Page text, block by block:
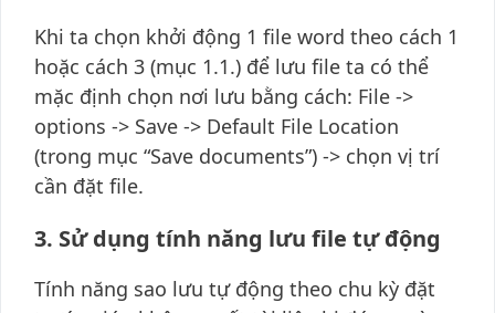
Khi ta chọn khởi động 1 file word theo cách 1
hoặc cách 3 (mục 1.1.) để lưu file ta có thể
mặc định chọn nơi lưu bằng cách: File ->
options -> Save -> Default File Location
(trong mục “Save documents”) -> chọn vị trí
cần đặt file.
3. Sử dụng tính năng lưu file tự động
Tính năng sao lưu tự động theo chu kỳ đặt